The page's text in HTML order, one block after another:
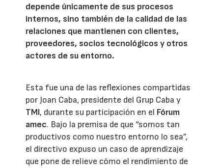
depende únicamente de sus procesos
internos, sino también de la calidad de las
relaciones que mantienen con clientes,
proveedores, socios tecnológicos y otros
actores de su entorno.
Esta fue una de las reflexiones compartidas
por Joan Caba, presidente del Grup Caba y
TMI, durante su participación en el Fórum
amec. Bajo la premisa de que “somos tan
productivos como nuestro entorno lo sea”,
el directivo expuso un caso de aprendizaje
que pone de relieve cómo el rendimiento de